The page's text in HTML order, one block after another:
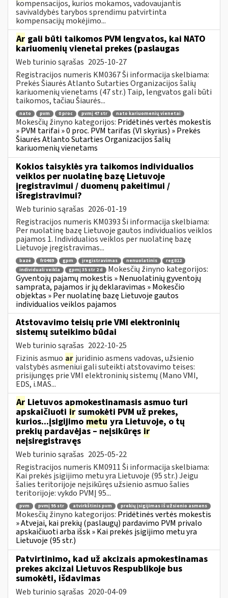
kompensacijos, kurios mokamos, vadovaujantis
savivaldybės tarybos sprendimu patvirtinta
kompensacijų mokėjimo...
Ar gali būti taikomos PVM lengvatos, kai NATO
kariuomenių vienetai prekes (paslaugas
Web turinio sąrašas 2025-10-27
Registracijos numeris KM0367 Ši informacija skelbiama:
Prekės Šiaurės Atlanto Sutarties Organizacijos šalių
kariuomenių vienetams (47 str.) Taip, lengvatos gali būti
taikomos, tačiau Šiaurės...
nato pvm 0 proc pvmį 47 str nato kariuomenių vienetai
Mokesčių žinyno kategorijos: Pridėtinės vertės mokestis
» PVM tarifai » 0 proc. PVM tarifas (VI skyrius) » Prekės
Šiaurės Atlanto Sutarties Organizacijos šalių
kariuomenių vienetams
Kokios taisyklės yra taikomos individualios
veiklos per nuolatinę bazę Lietuvoje
įregistravimui / duomenų pakeitimui /
išregistravimui?
Web turinio sąrašas 2026-01-19
Registracijos numeris KM0393 Ši informacija skelbiama:
Per nuolatinę bazę Lietuvoje gautos individualios veiklos
pajamos 1. Individualios veiklos per nuolatinę bazę
Lietuvoje įregistravimas...
bazė fr0469 gpm įregistravimas nenuolatinis
reg812
individuali veikla
gpmį 35 str 2 d
Mokesčių žinyno kategorijos:
Gyventojų pajamų mokestis » Nenuolatinių gyventojų
samprata, pajamos ir jų deklaravimas » Mokesčio
objektas » Per nuolatinę bazę Lietuvoje gautos
individualios veiklos pajamos
Atstovavimo teisių prie VMI elektroninių
sistemų suteikimo būdai
Web turinio sąrašas 2022-10-25
Fizinis asmuo ar juridinio asmens vadovas, užsienio
valstybės asmeniui gali suteikti atstovavimo teises:
prisijungęs prie VMI elektroninių sistemų (Mano VMI,
EDS, i.MAS...
Ar Lietuvos apmokestinamasis asmuo turi
apskaičiuoti ir sumokėti PVM už prekes,
kurios...įsigijimo metu yra Lietuvoje, o tų
prekių pardavėjas – neįsikūręs ir
neįsiregistravęs
Web turinio sąrašas 2025-05-22
Registracijos numeris KM0911 Ši informacija skelbiama:
Kai prekės įsigijimo metu yra Lietuvoje (95 str.) Jeigu
šalies teritorijoje neįsikūręs užsienio asmuo šalies
teritorijoje: vykdo PVMĮ 95...
pvm pvmį 95 str atvirkštinis pvm prekių įsigijimas iš užsienio asmens
Mokesčių žinyno kategorijos: Pridėtinės vertės mokestis
» Atvejai, kai prekių (paslaugų) pardavimo PVM privalo
apskaičiuoti arba išsk » Kai prekės įsigijimo metu yra
Lietuvoje (95 str.)
Patvirtinimo, kad už akcizais apmokestinamas
prekes akcizai Lietuvos Respublikoje bus
sumokėti, išdavimas
Web turinio sąrašas 2020-04-09